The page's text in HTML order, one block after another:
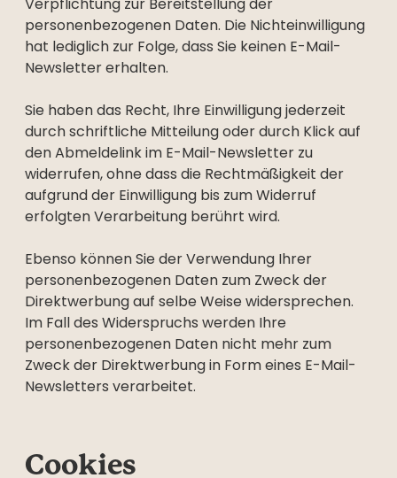
personenbezogenen Daten. Die Nichteinwilligung
hat lediglich zur Folge, dass Sie keinen E-Mail-
Newsletter erhalten.
Sie haben das Recht, Ihre Einwilligung jederzeit
durch schriftliche Mitteilung oder durch Klick auf
den Abmeldelink im E-Mail-Newsletter zu
widerrufen, ohne dass die Rechtmäßigkeit der
aufgrund der Einwilligung bis zum Widerruf
erfolgten Verarbeitung berührt wird.
Ebenso können Sie der Verwendung Ihrer
personenbezogenen Daten zum Zweck der
Direktwerbung auf selbe Weise widersprechen.
Im Fall des Widerspruchs werden Ihre
personenbezogenen Daten nicht mehr zum
Zweck der Direktwerbung in Form eines E-Mail-
Newsletters verarbeitet.
Cookies